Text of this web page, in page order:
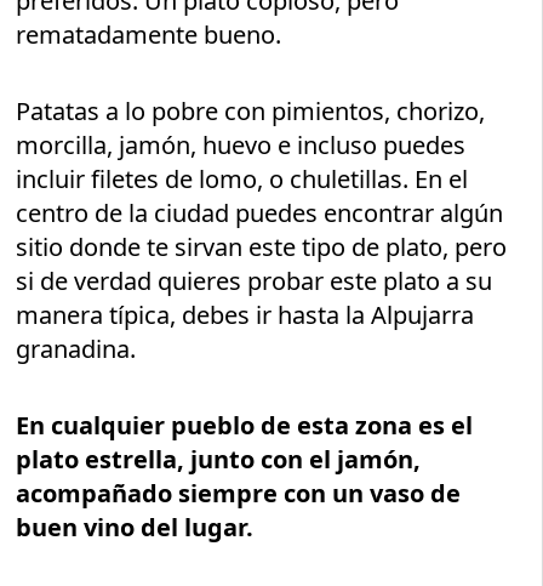
rematadamente bueno.
Patatas a lo pobre con pimientos, chorizo,
morcilla, jamón, huevo e incluso puedes
incluir filetes de lomo, o chuletillas. En el
centro de la ciudad puedes encontrar algún
sitio donde te sirvan este tipo de plato, pero
si de verdad quieres probar este plato a su
manera típica, debes ir hasta la Alpujarra
granadina.
En cualquier pueblo de esta zona es el
plato estrella, junto con el jamón,
acompañado siempre con un vaso de
buen vino del lugar.